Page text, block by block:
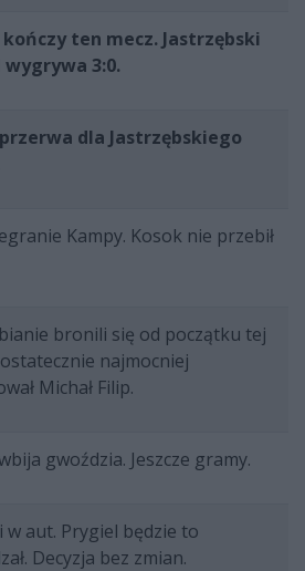
ten mecz. Jastrzębski
wygrywa 3:0.
dla Jastrzębskiego
Kampy. Kosok nie przebił
bronili się od początku tej
najmocniej
Michał Filip.
gwoździa. Jeszcze gramy.
w aut. Prygiel będzie to
Decyzja bez zmian.